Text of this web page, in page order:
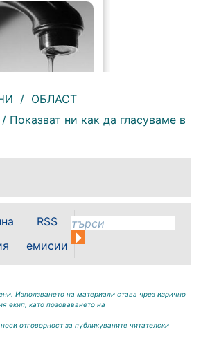
08-07 10:31:48
и канализация“
своите
ситуация е
в
днес
отстраняване на
092 66 11 19 Тел.:
/ ОБЛАСТ
/ Показват ни как да гласуваме в
RSS
емисии
Използването на материали става чрез изрично
екип, като позоваването на
отговорност за публикуваните читателски